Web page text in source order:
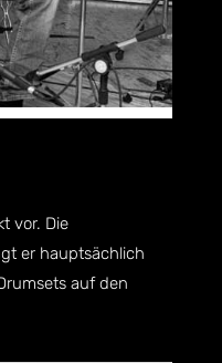
vor. Die
er hauptsächlich
auf den